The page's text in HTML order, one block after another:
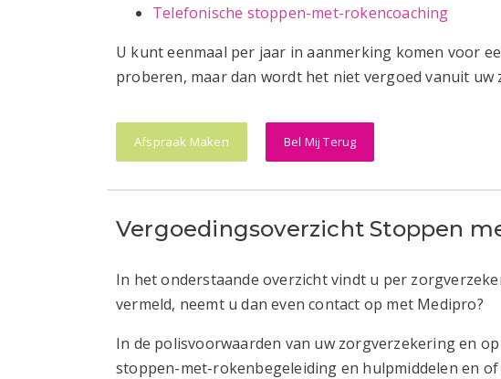
Telefonische stoppen-met-rokencoaching
U kunt eenmaal per jaar in aanmerking komen voor
proberen, maar dan wordt het niet vergoed vanuit uw
Afspraak Maken Bel Mij Terug
Vergoedingsoverzicht Stoppen
In het onderstaande overzicht vindt u per
vermeld, neemt u dan even contact op met Medipro?
In de polisvoorwaarden van uw zorgverzekering en
stoppen-met-rokenbegeleiding en hulpmiddelen en